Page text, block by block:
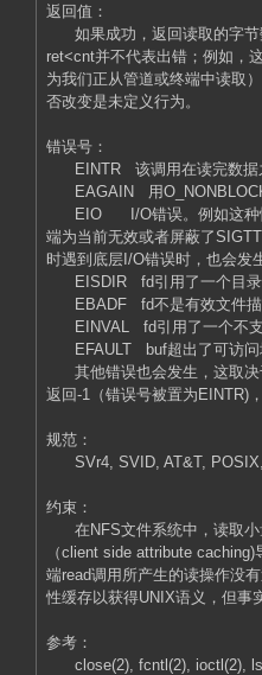
返回值：
如果成功，返回读取的字节
ret<cnt并不代表出错；例如，
为我们正从管道或终端中读取
否改变是未定义行为。
错误号：
EINTR 该调用在读完数据
EAGAIN 用O_NONBLOCK
EIO I/O错误。例如这种情
端为当前无效或者屏蔽了
时遇到底层I/O错误时，也会发
EISDIR fd引用了一个目录
EBADF fd不是有效文件描
EINVAL fd引用了一个不支
EFAULT buf超出了可访问
其他错误也会发生，这取决
返回-1（错误号被置为EINTR)
规范：
SVr4, SVID, AT&T,
约束：
在NFS文件系统中，读取小
（client side attribute
端read调用所产生的读操作没
性缓存以获得UNIX语义，但事
参考：
close(2), fcntl(2), ioctl(2),